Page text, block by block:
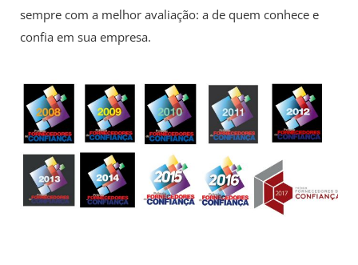
sempre com a melhor avaliação: a de quem conhece e
confia em sua empresa.